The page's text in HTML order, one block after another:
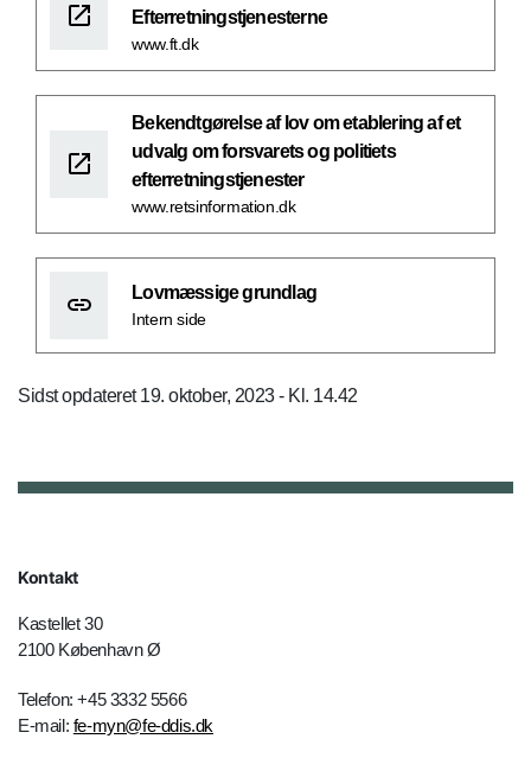
Efterretningstjenesterne
www.ft.dk
Bekendtgørelse af lov om etablering af et
udvalg om forsvarets og politiets
efterretningstjenester
www.retsinformation.dk
Lovmæssige grundlag
Intern side
Sidst opdateret 19. oktober, 2023 - Kl. 14.42
Kontakt
Kastellet 30
2100 København Ø
Telefon: +45 3332 5566
E-mail: fe-myn@fe-ddis.dk